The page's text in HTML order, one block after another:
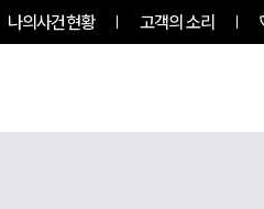
나의사건현황 고객의 소리